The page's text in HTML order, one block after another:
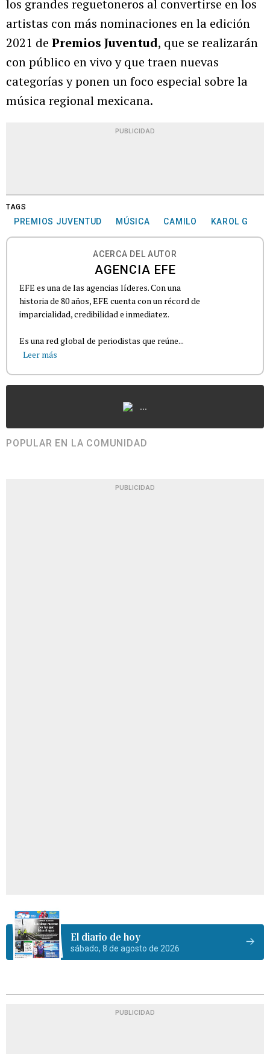
los grandes reguetoneros al convertirse en los
artistas con más nominaciones en la edición
2021 de Premios Juventud, que se realizarán
con público en vivo y que traen nuevas
categorías y ponen un foco especial sobre la
música regional mexicana.
PUBLICIDAD
TAGS
PREMIOS JUVENTUD MÚSICA CAMILO KAROL G
ACERCA DEL AUTOR
AGENCIA EFE
EFE es una de las agencias líderes. Con una
historia de 80 años, EFE cuenta con un récord de
imparcialidad, credibilidad e inmediatez.
Es una red global de periodistas que reúne...
Leer más
...
POPULAR EN LA COMUNIDAD
PUBLICIDAD
El diario de hoy
sábado, 8 de agosto de 2026
PUBLICIDAD